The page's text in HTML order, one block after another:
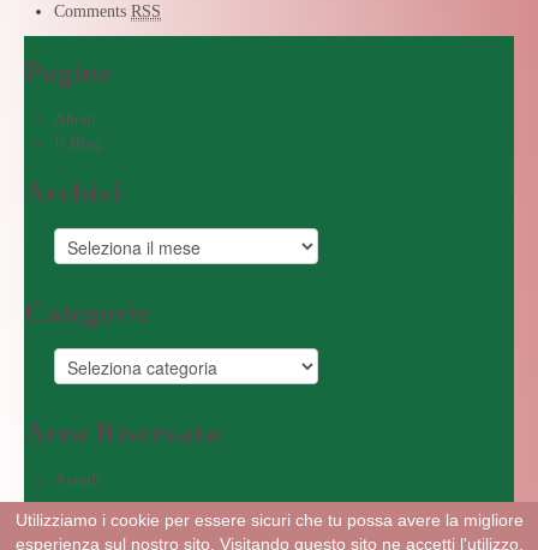
Comments RSS
Pagine
About
Il Blog
Archivi
Categorie
Area Riservata
Accedi
Powered by DiGiFast
Utilizziamo i cookie per essere sicuri che tu possa avere la migliore
esperienza sul nostro sito. Visitando questo sito ne accetti l'utilizzo.